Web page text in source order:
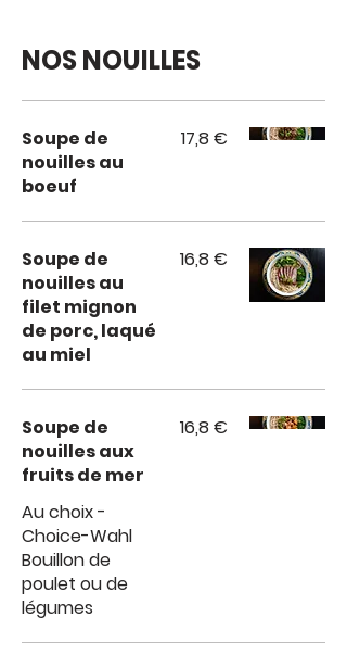
NOS NOUILLES
Soupe de
nouilles au
boeuf
17,8 €
Soupe de
nouilles au
filet mignon
de porc, laqué
au miel
16,8 €
Soupe de
nouilles aux
fruits de mer
Au choix -
Choice-Wahl
Bouillon de
poulet ou de
légumes
16,8 €